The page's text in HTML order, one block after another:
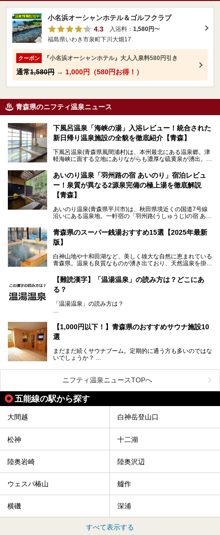
小名浜オーシャンホテル＆ゴルフクラブ
4.3
入浴料： 1,580円〜
福島県いわき市泉町下川大畑17
クーポン 『小名浜オーシャンホテル』大人入泉料580円引き
通常1,580円 → 1,000円（580円お得！）
青森県のニフティ温泉ニュース
下風呂温泉「海峡の湯」入浴レビュー！統合された
新日帰り温泉施設の全貌を徹底紹介【青森】
下風呂温泉(青森県風間浦村)は、本州最北にある温泉郷。津
軽海峡に面する立地にありながらも濃厚な硫黄泉が湧出。良
泉ファンが訪れる温泉地です。
「海峡の湯」は、以前あった2つの共同浴場を統合し、2020
年12月にオープンした日帰り入浴施設。かつて別々の共同
浴場で使用された2つの源泉を楽しめる点が魅力です。また
無料休憩室や食事処も併設し、地元常連客のみならず観光客
にも利用しやすい施設へ変貌しました。
今回、筆者は実際に海峡の湯へ訪問・入浴し、その魅力を徹
底解説します！
あいのり温泉「羽州路の宿 あいのり」宿泊レビュ
ー！泉質が異なる2源泉完備の極上湯を徹底解説
【青森】
あいのり温泉(青森県平川市)は、秋田県境近くの国道7号線
沿いにある温泉地。一軒宿の「羽州路(うしゅうじ)の宿 あい
(通称:赤湯)と無色透明の単純温泉という2種類の源泉を使用
し、いずれも源泉100％かけ流しで提供している点でしょ
う。
今回筆者は実際に宿泊し、大浴場と露天風呂付き客室を中心
に「羽州路の宿 あいのり」を詳細にご紹介。秋田県側を含
ですが、実はあいのり温泉も決して見逃せない極上湯のひと
つ。その魅力を徹底解説します！
青森県のスーパー銭湯おすすめ15選【2025年最新
版】
白神山地や十和田湖など、美しく雄大な自然に恵まれている
青森県。温泉も良質なものが湧き出ており、天然温泉を掛け
の山並みを眺めながら温泉に浸かり、お食事処でおいしいご
当地グルメを味わうひとときは格別ですね！
今回は、青森県でおすすめのスーパー銭湯を紹介します。
ください。
【難読漢字】「温湯温泉」の読み方は？どこにあ
る？
「温湯温泉」の読み方は？
か？
【1,000円以下！】青森県のおすすめサウナ施設10
選
まだまだ続くサウナブーム。定期的に通う方も多いのではな
いでしょうか？
そこでコスパ抜群！1,000円以下でサウナを楽しめる施設を
紹介します。
格安でも充実の施設でサウナを楽しみませんか？
今回は青森県にある1,000円以下のおすすめサウナ施設を紹
ニフティ温泉ニュースTOPへ
五能線の駅から探す
大間越 白神岳登山口
松神 十二湖
陸奥岩崎 陸奥沢辺
ウェスパ椿山 艫作
横磯 深浦
すべて表示する